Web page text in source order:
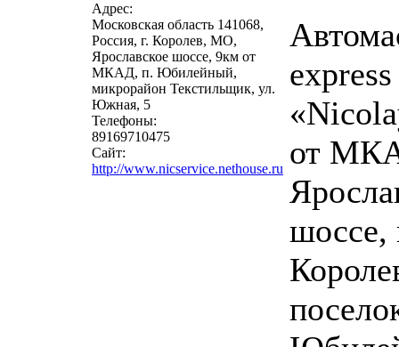
Адрес:
Московская область 141068,
Россия, г. Королев, МО,
Ярославское шоссе, 9км от
МКАД, п. Юбилейный,
микрорайон Текстильщик, ул.
Южная, 5
Телефоны:
89169710475
Сайт:
http://www.nicservice.nethouse.ru от
шоссе,